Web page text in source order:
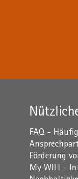
FAQ -
Förderung
My WIFI -